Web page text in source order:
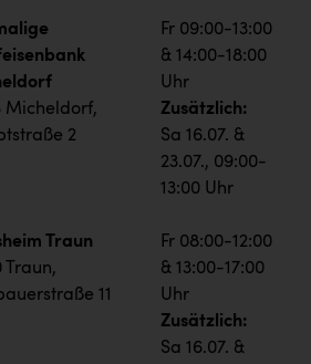
Micheldorf,
2
Fr 09:00-13:00
& 14:00-18:00
Uhr
Zusätzlich:
Sa 16.07. &
23.07., 09:00-
13:00 Uhr
Traun
Traun,
11
Fr 08:00-12:00
& 13:00-17:00
Uhr
Zusätzlich:
Sa 16.07. &